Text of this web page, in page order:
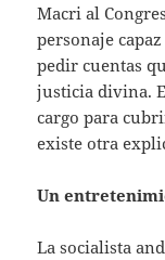
Macri al
personaje
pedir cuentas
justicia divina.
cargo para
existe otra
Un
La socialista